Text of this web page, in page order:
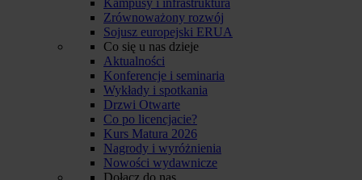
Zrównoważony rozwój
Sojusz europejski ERUA
Co się u nas dzieje
Aktualności
Konferencje i seminaria
Wykłady i spotkania
Drzwi Otwarte
Co po licencjacie?
Kurs Matura 2026
Nagrody i wyróżnienia
Nowości wydawnicze
Dołącz do nas